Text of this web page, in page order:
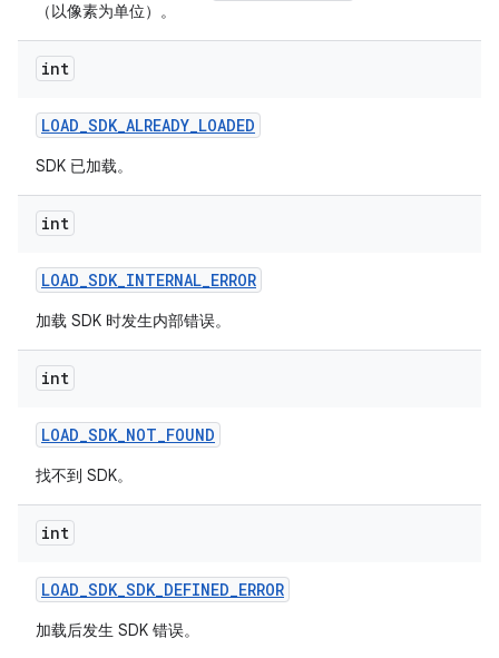
（以像素为单位）。
int
LOAD_SDK_ALREADY_LOADED
SDK 已加载。
int
LOAD_SDK_INTERNAL_ERROR
加载 SDK 时发生内部错误。
int
LOAD_SDK_NOT_FOUND
找不到 SDK。
int
LOAD_SDK_SDK_DEFINED_ERROR
加载后发生 SDK 错误。